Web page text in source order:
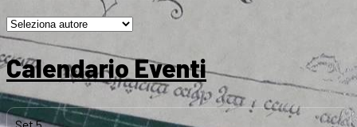
Calendario Eventi
Set5